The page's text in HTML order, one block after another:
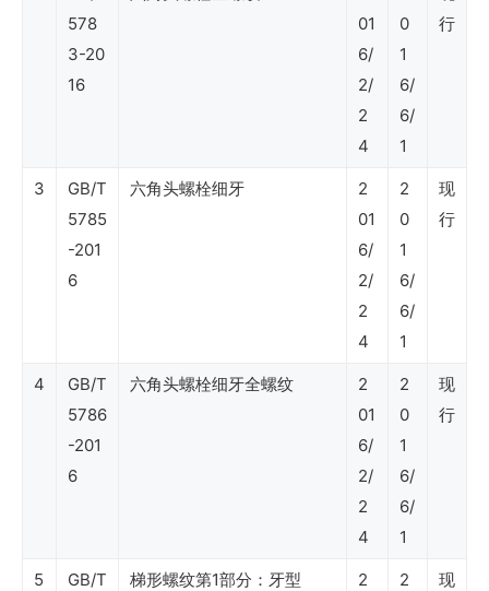
标
（勘
578
3-20
16
01
6/
2/
2
4
0
1
6/
6/
1
行
3
GB/T
5785
-201
6
六角头螺栓细牙
2
01
6/
2/
2
4
2
0
1
6/
6/
1
现
行
4
GB/T
5786
-201
6
六角头螺栓细牙全螺纹
2
01
6/
2/
2
4
2
0
1
6/
6/
1
现
行
5
GB/T
梯形螺纹第1部分：牙型
2
2
现